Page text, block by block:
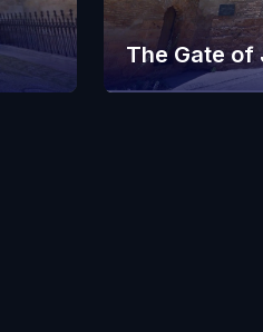
The Gate of